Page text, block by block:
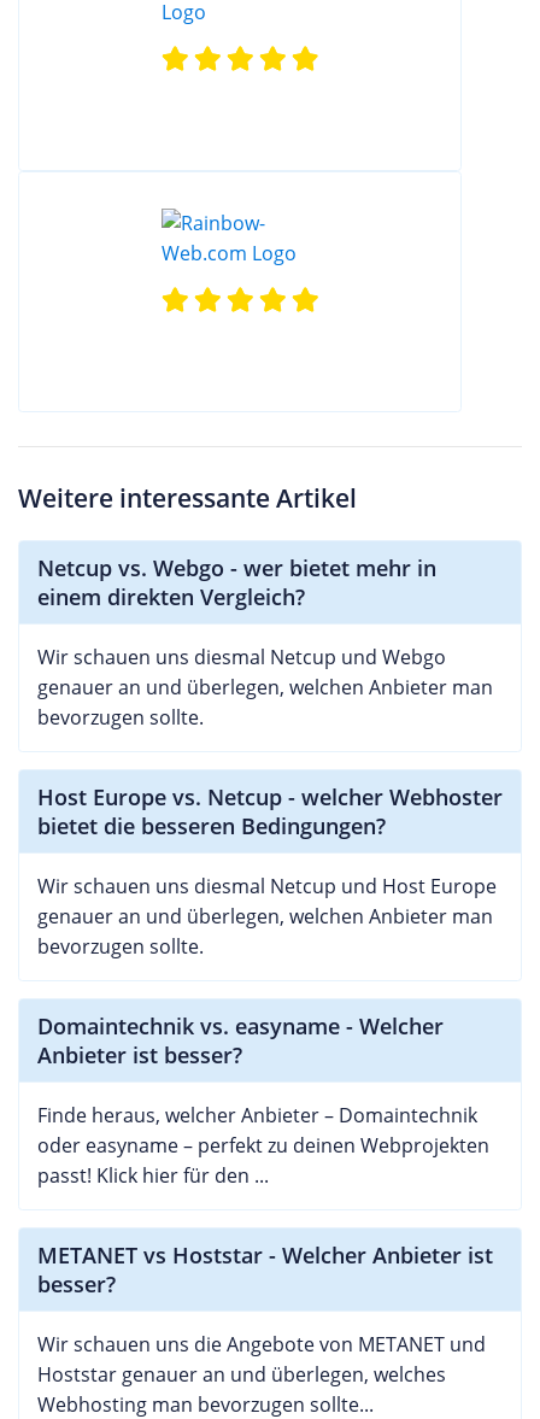
Weitere interessante Artikel
Netcup vs. Webgo - wer bietet mehr in
einem direkten Vergleich?
Wir schauen uns diesmal Netcup und Webgo
genauer an und überlegen, welchen Anbieter man
bevorzugen sollte.
Host Europe vs. Netcup - welcher Webhoster
bietet die besseren Bedingungen?
Wir schauen uns diesmal Netcup und Host Europe
genauer an und überlegen, welchen Anbieter man
bevorzugen sollte.
Domaintechnik vs. easyname - Welcher
Anbieter ist besser?
Finde heraus, welcher Anbieter – Domaintechnik
oder easyname – perfekt zu deinen Webprojekten
passt! Klick hier für den ...
METANET vs Hoststar - Welcher Anbieter ist
besser?
Wir schauen uns die Angebote von METANET und
Hoststar genauer an und überlegen, welches
Webhosting man bevorzugen sollte...